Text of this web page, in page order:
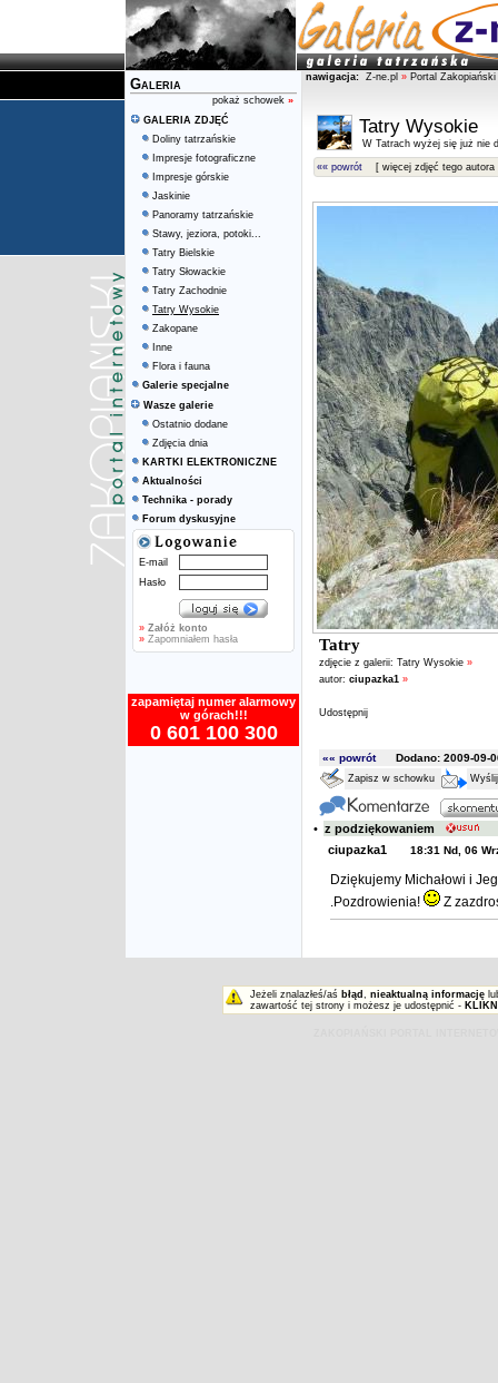
Galeria
pokaż schowek »
GALERIA ZDJĘĆ
Doliny tatrzańskie
Impresje fotograficzne
Impresje górskie
Jaskinie
Panoramy tatrzańskie
Stawy, jeziora, potoki...
Tatry Bielskie
Tatry Słowackie
Tatry Zachodnie
Tatry Wysokie
Zakopane
Inne
Flora i fauna
Galerie specjalne
Wasze galerie
Ostatnio dodane
Zdjęcia dnia
KARTKI ELEKTRONICZNE
Aktualności
Technika - porady
Forum dyskusyjne
E-mail
Hasło
» Załóż konto
» Zapomniałem hasła
zapamiętaj numer alarmowy
w górach!!!
0 601 100 300
nawigacja: Z-ne.pl » Portal Zakopiański
Tatry Wysokie
W Tatrach wyżej się już nie
«« powrót [ więcej zdjęć tego autora
Tatry
zdjęcie z galerii: Tatry Wysokie »
autor: ciupazka1 »
Udostępnij
«« powrótDodano: 2009-09-
Zapisz w schowku
• z podziękowaniem
ciupazka1
18:31 Nd, 06
Dziękujemy Michałowi i
.Pozdrowienia!
Z
Jeżeli znalazłeś/aś błąd , nieaktualną informację
zawartość tej strony i możesz je udostępnić -